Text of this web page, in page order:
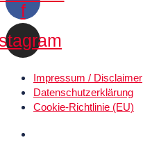
f
Impressum / Disclaimer
Datenschutz­erklärung
Cookie-Richtlinie (EU)